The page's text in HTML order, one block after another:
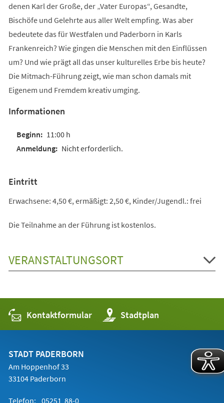
denen Karl der Große, der „Vater Europas“, Gesandte,
Bischöfe und Gelehrte aus aller Welt empfing. Was aber
bedeutete das für Westfalen und Paderborn in Karls
Frankenreich? Wie gingen die Menschen mit den Einflüssen
um? Und wie prägt all das unser kulturelles Erbe bis heute?
Die Mitmach-Führung zeigt, wie man schon damals mit
Eigenem und Fremdem kreativ umging.
Informationen
11:00 h
Nicht erforderlich.
Eintritt
Erwachsene: 4,50 €, ermäßigt: 2,50 €, Kinder/Jugendl.: frei
Die Teilnahme an der Führung ist kostenlos.
VERANSTALTUNGSORT
Kontaktformular Stadtplan
(Öffnet
in
einem
STADT PADERBORN
Am Hoppenhof 33
33104 Paderborn
Telefon: 05251 88-0